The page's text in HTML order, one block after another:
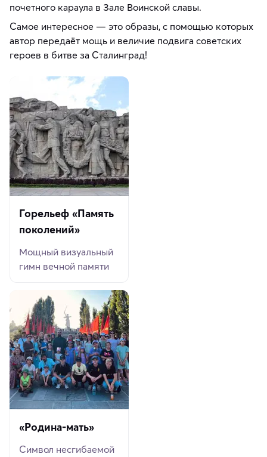
почетного караула в Зале Воинской славы.
Самое интересное — это образы, с помощью которых
автор передаёт мощь и величие подвига советских
героев в битве за Сталинград!
Горельеф «Память
поколений»
Мощный визуальный
гимн вечной памяти
«Родина-мать»
Символ несгибаемой